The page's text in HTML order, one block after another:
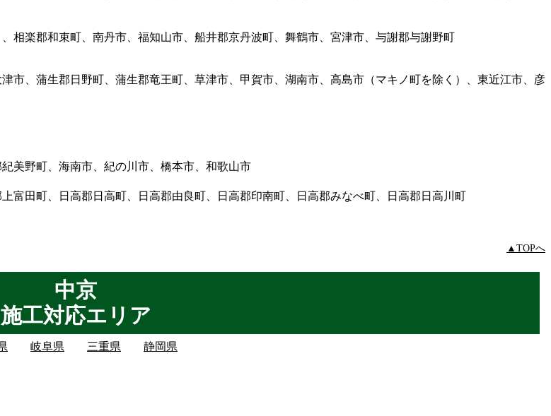
相楽郡和束町、南丹市、福知山市、船井郡京丹波町、舞鶴市、宮津市、与謝郡与謝野町
市、蒲生郡日野町、蒲生郡竜王町、草津市、甲賀市、湖南市、高島市（マキノ町を除く）、東近江市、彦
美野町、海南市、紀の川市、橋本市、和歌山市
富田町、日高郡日高町、日高郡由良町、日高郡印南町、日高郡みなべ町、日高郡日高川町
▲TOPへ
中京
施工対応エリア
岐阜県 三重県 静岡県